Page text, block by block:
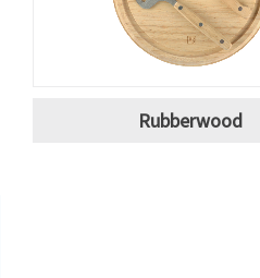
Rubberwood